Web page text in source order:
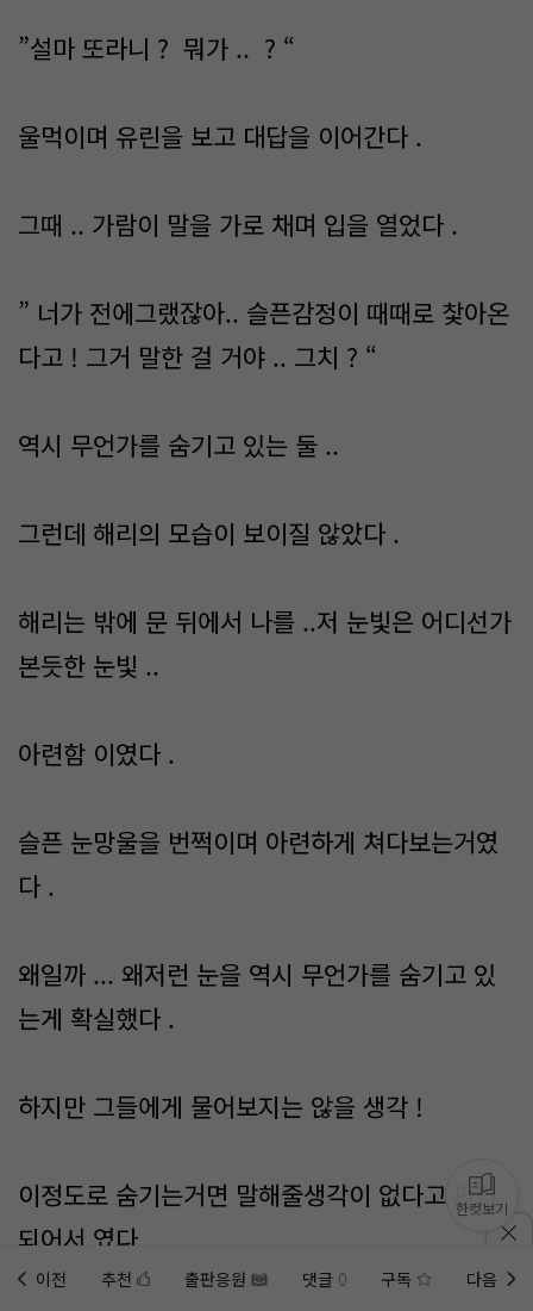
”설마 또라니 ? 뭐가 .. ? “
울먹이며 유린을 보고 대답을 이어간다 .
그때 .. 가람이 말을 가로 채며 입을 열었다 .
” 너가 전에그랬잖아.. 슬픈감정이 때때로 찿아온
다고 ! 그거 말한 걸 거야 .. 그치 ? “
역시 무언가를 숨기고 있는 둘 ..
그런데 해리의 모습이 보이질 않았다 .
해리는 밖에 문 뒤에서 나를 ..저 눈빛은 어디선가
본듯한 눈빛 ..
아련함 이였다 .
슬픈 눈망울을 번쩍이며 아련하게 쳐다보는거였
다 .
왜일까 ... 왜저런 눈을 역시 무언가를 숨기고 있
는게 확실했다 .
하지만 그들에게 물어보지는 않을 생각 !
이정도로 숨기는거면 말해줄생각이 없다고 판단
되어서 였다 .
이전 추천 출판응원 댓글 0 구독 다음
한컷보기
홈에미노벨 웹추가하기 미노벨 앱설치하기